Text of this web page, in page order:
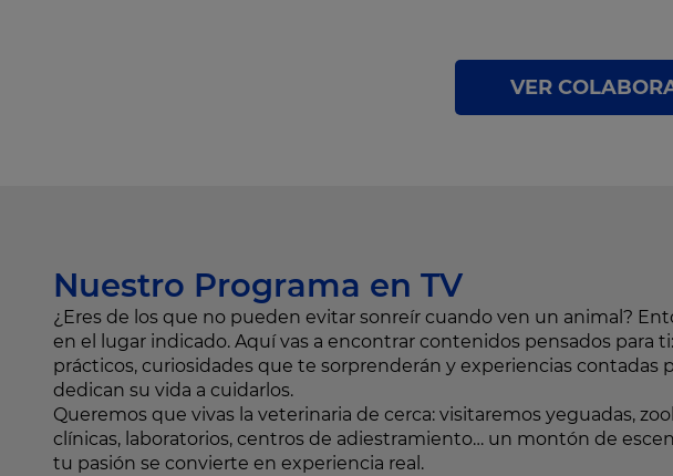
VER
Nuestro Programa en TV
¿Eres de los que no pueden evitar sonreír cuando ven un animal?
en el lugar indicado. Aquí vas a encontrar contenidos pensados para
prácticos, curiosidades que te sorprenderán y experiencias contadas
dedican su vida a cuidarlos.
Queremos que vivas la veterinaria de cerca: visitaremos yeguadas,
clínicas, laboratorios, centros de adiestramiento… un montón de
tu pasión se convierte en experiencia real.